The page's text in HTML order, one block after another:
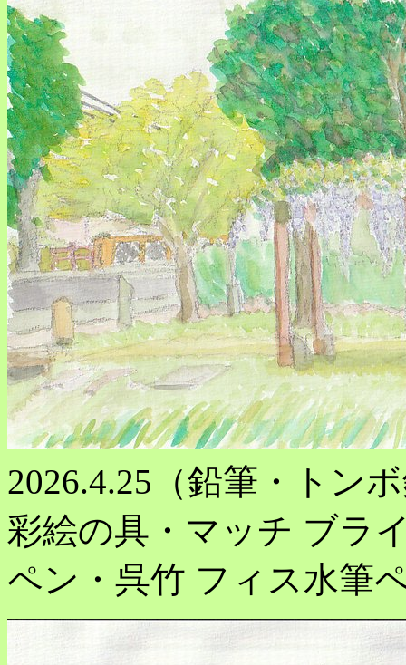
2026.4.25（鉛筆・トン
彩絵の具・マッチ ブラ
ペン・呉竹 フィス水筆